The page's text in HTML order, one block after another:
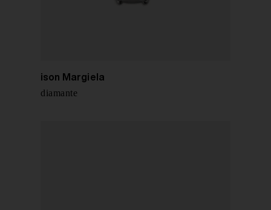
MM6 Maison Margiela
Charm di diamante